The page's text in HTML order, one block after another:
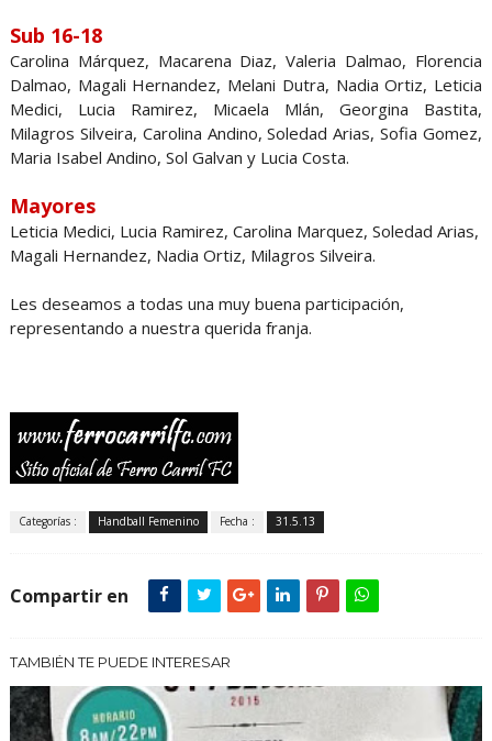
Sub 16-18
Carolina Márquez, Macarena Diaz, Valeria Dalmao, Florencia
Dalmao, Magali Hernandez, Melani Dutra, Nadia Ortiz, Leticia
Medici, Lucia Ramirez, Micaela Mlán, Georgina Bastita,
Milagros Silveira, Carolina Andino, Soledad Arias, Sofia Gomez,
Maria Isabel Andino, Sol Galvan y Lucia Costa.
Mayores
Leticia Medici, Lucia Ramirez, Carolina Marquez, Soledad Arias,
Magali Hernandez, Nadia Ortiz, Milagros Silveira.
Les deseamos a todas una muy buena participación,
representando a nuestra querida franja.
Categorías : Handball Femenino Fecha : 31.5.13
Compartir en
TAMBIÉN TE PUEDE INTERESAR